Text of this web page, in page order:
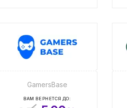
GamersBase
ВАМ ВЕРНЕТСЯ ДО: